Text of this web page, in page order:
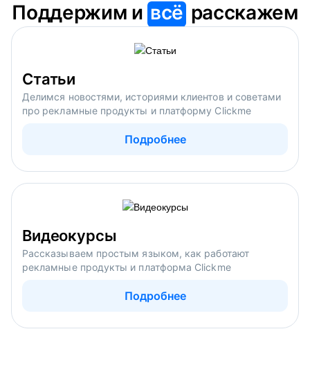
Поддержим ивсё расскажем
Статьи
Делимся новостями, историями клиентов и советами
про рекламные продукты и платформу Clickme
Подробнее
Видеокурсы
Рассказываем простым языком, как работают
рекламные продукты и платформа Clickme
Подробнее